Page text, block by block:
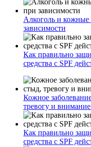
Алкоголь и кожные
зависимости
Как правильно
средства с SPF
Кожное
тревогу и
Как правильно
средства с SPF